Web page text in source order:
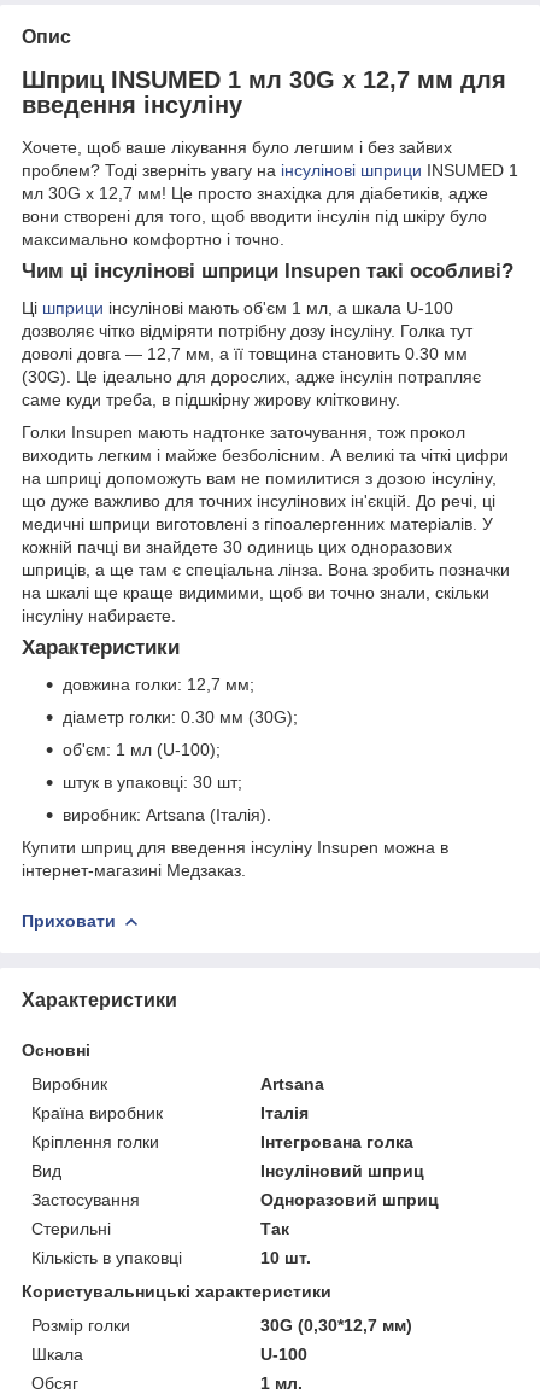
Опис
Шприц INSUMED 1 мл 30G x 12,7 мм для
введення інсуліну
Хочете, щоб ваше лікування було легшим і без зайвих
проблем? Тоді зверніть увагу на інсулінові шприци INSUMED 1
мл 30G x 12,7 мм! Це просто знахідка для діабетиків, адже
вони створені для того, щоб вводити інсулін під шкіру було
максимально комфортно і точно.
Чим ці інсулінові шприци Insupen такі особливі?
Ці шприци інсулінові мають об'єм 1 мл, а шкала U-100
дозволяє чітко відміряти потрібну дозу інсуліну. Голка тут
доволі довга — 12,7 мм, а її товщина становить 0.30 мм
(30G). Це ідеально для дорослих, адже інсулін потрапляє
саме куди треба, в підшкірну жирову клітковину.
Голки Insupen мають надтонке заточування, тож прокол
виходить легким і майже безболісним. А великі та чіткі цифри
на шприці допоможуть вам не помилитися з дозою інсуліну,
що дуже важливо для точних інсулінових ін'єкцій. До речі, ці
медичні шприци виготовлені з гіпоалергенних матеріалів. У
кожній пачці ви знайдете 30 одиниць цих одноразових
шприців, а ще там є спеціальна лінза. Вона зробить позначки
на шкалі ще краще видимими, щоб ви точно знали, скільки
інсуліну набираєте.
Характеристики
довжина голки: 12,7 мм;
діаметр голки: 0.30 мм (30G);
об'єм: 1 мл (U-100);
штук в упаковці: 30 шт;
виробник: Artsana (Італія).
Купити шприц для введення інсуліну Insupen можна в
інтернет-магазині Медзаказ.
Приховати
Характеристики
Основні
Виробник
Artsana
Країна виробник
Італія
Кріплення голки
Інтегрована голка
Вид
Інсуліновий шприц
Застосування
Одноразовий шприц
Стерильні
Так
Кількість в упаковці
10 шт.
Користувальницькі характеристики
Розмір голки
30G (0,30*12,7 мм)
Шкала
U-100
Обсяг
1 мл.